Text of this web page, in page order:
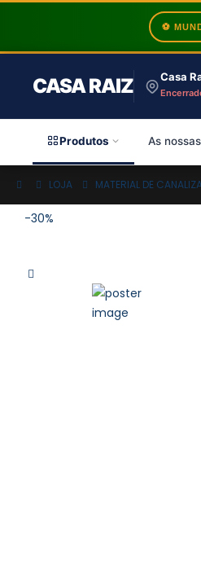
⚽
CASA RAIZ Casa
Produtos As
LOJA MATERIAL DE
-30%